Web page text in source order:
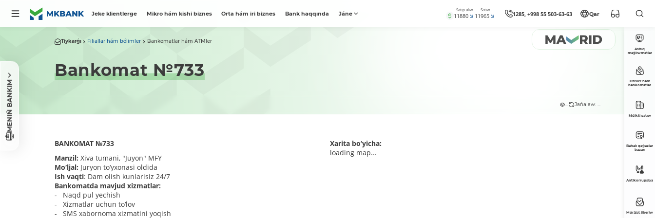
Jeke klientlerge Mikro hám kishi biznes Orta hám iri biznes Bank haqqında Jáne
Satıp alıw
11880
Satıw
11965 1285, +998 55 503-63-63 Qar
MENIŃ BANKIM
Tiykarǵı Filiallar hám bólimler Bankomatlar hám ATMler
Bankomat №733
... Jańalaw: ...
BANKOMAT №733
Manzil: Xiva tumani, "Juyon" MFY
Mo‘ljal: Juryon to‘yxonasi oldida
Ish vaqti: Dam olish kunlarisiz 24/7
Bankomatda mavjud xizmatlar:
- Naqd pul yechish
- Xizmatlar uchun to‘lov
- SMS xabornoma xizmatini yoqish
Xarita bo‘yicha:
loading map...
Ashıq
maǵlıwmatlar
Ofisler hám
bankomatlar
Múlkti satıw
Bahalı qaǵazlar
bazarı
Antikorrupsiya
Múrájat jiberiw